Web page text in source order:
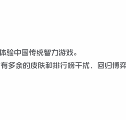
验中国传统智力游戏。
多余的皮肤和排行榜干扰，回归博弈